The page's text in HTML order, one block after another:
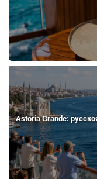
Astoria Grande: